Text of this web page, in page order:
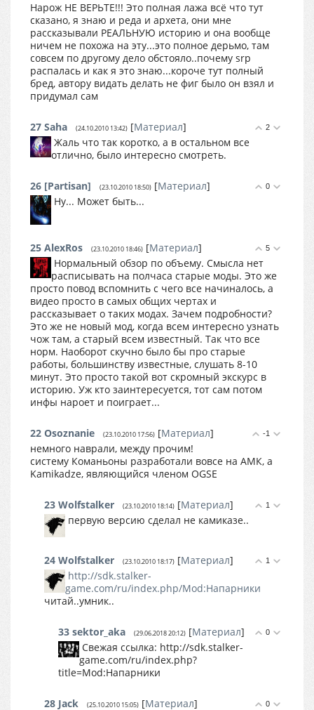
Нарож НЕ ВЕРЬТЕ!!! Это полная лажа всё что тут
сказано, я знаю и реда и архета, они мне
рассказывали РЕАЛЬНУЮ историю и она вообще
ничем не похожа на эту...это полное дерьмо, там
совсем по другому дело обстояло..почему srp
распалась и как я это знаю...короче тут полный
бред, автору видать делать не фиг было он взял и
придумал сам
2
27 Saha (24.10.2010 13:42) [Материал]
Жаль что так коротко, а в остальном все
отлично, было интересно смотреть.
0
26 [Partisan] (23.10.2010 18:50) [Материал]
Ну... Может быть...
5
25 AlexRos (23.10.2010 18:46) [Материал]
Нормальный обзор по объему. Смысла нет
расписывать на полчаса старые моды. Это же
просто повод вспомнить с чего все начиналось, а
видео просто в самых общих чертах и
рассказывает о таких модах. Зачем подробности?
Это же не новый мод, когда всем интересно узнать
чож там, а старый всем известный. Так что все
норм. Наоборот скучно было бы про старые
работы, большинству известные, слушать 8-10
минут. Это просто такой вот скромный экскурс в
историю. Уж кто заинтересуется, тот сам потом
инфы нароет и поиграет...
-1
22 Osoznanie (23.10.2010 17:56) [Материал]
немного наврали, между прочим!
систему Команьоны разработали вовсе на АМК, а
Kamikadze, являющийся членом OGSE
1
23 Wolfstalker (23.10.2010 18:14) [Материал]
первую версию сделал не камиказе..
1
24 Wolfstalker (23.10.2010 18:17) [Материал]
http://sdk.stalker-
game.com/ru/index.php/Mod:Напарники
читай..умник..
0
33 sektor_aka (29.06.2018 20:12) [Материал]
Свежая ссылка: http://sdk.stalker-
game.com/ru/index.php?
title=Mod:Напарники
0
28 Jack (25.10.2010 15:05) [Материал]